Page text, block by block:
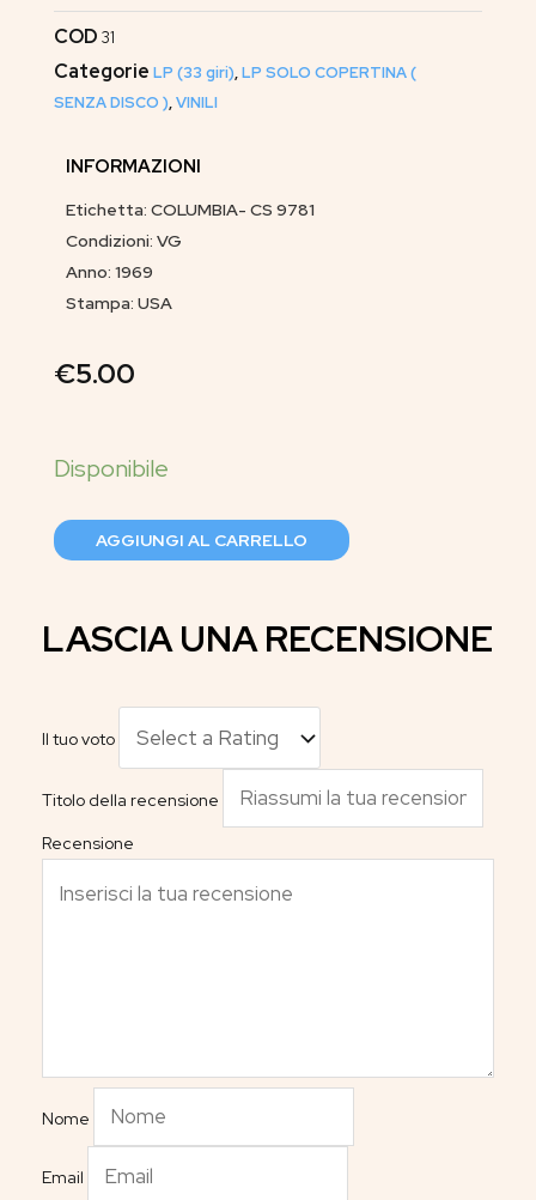
COD 31
Categorie LP (33 giri),LP SOLO COPERTINA (
SENZA DISCO ),VINILI
INFORMAZIONI
Etichetta: COLUMBIA- CS 9781
Condizioni: VG
Anno: 1969
Stampa: USA
€5.00
AGGIUNGI AL CARRELLO
LASCIA UNA RECENSIONE
Il tuo voto
Titolo della recensione
Recensione
Nome
Email